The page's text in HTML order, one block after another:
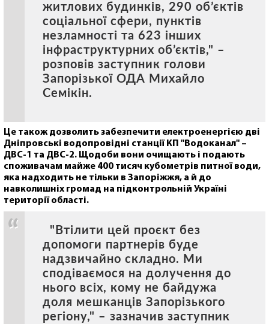
житлових будинків, 290 об’єктів
соціальної сфери, пунктів
незламності та 623 інших
інфраструктурних об’єктів," –
розповів заступник голови
Запорізької ОДА Михайло
Семікін.
Це також дозволить забезпечити електроенергією дві
Дніпровські водопровідні станції КП "Водоканал" –
ДВС-1 та ДВС-2. Щодоби вони очищають і подають
споживачам майже 400 тисяч кубометрів питної води,
яка надходить не тільки в Запоріжжя, а й до
навколишніх громад на підконтрольній Україні
території області.
"Втілити цей проєкт без
допомоги партнерів буде
надзвичайно складно. Ми
сподіваємося на долучення до
нього всіх, кому не байдужа
доля мешканців Запорізького
регіону," – зазначив заступник